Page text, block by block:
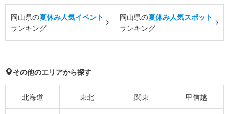
岡山県の夏休み人気イベント
ランキング
岡山県の夏休み人気スポット
ランキング
その他のエリアから探す
北海道 東北 関東 甲信越